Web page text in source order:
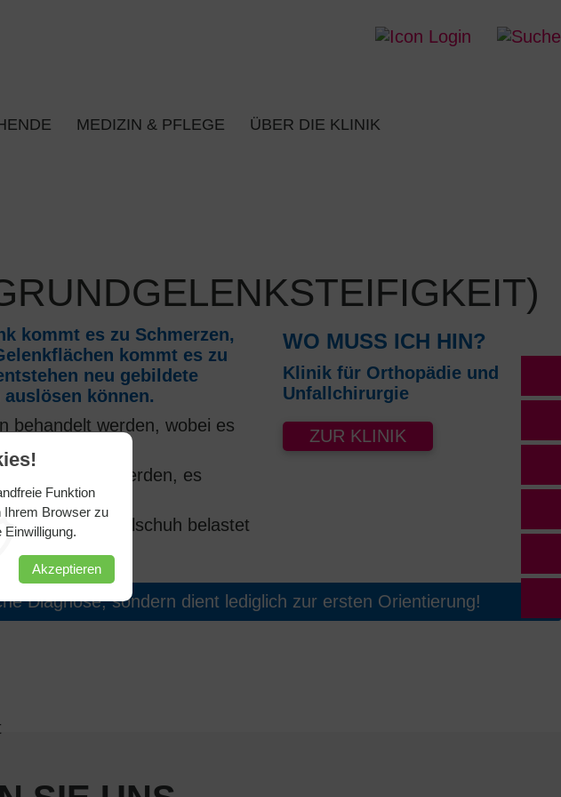
Funktion
Ihrem Browser zu
Akzeptieren
MEDIZIN & PFLEGE ÜBER DIE KLINIK
kommt es zu Schmerzen,
kommt es zu
neu gebildete
können.
behandelt werden, wobei es
kann.
erhalten werden, es
kommen.
einem Spezialschuh belastet
WO MUSS ICH HIN?
Klinik für Orthopädie und
Unfallchirurgie
ZUR KLINIK
Diagnose, sondern dient lediglich zur ersten Orientierung!